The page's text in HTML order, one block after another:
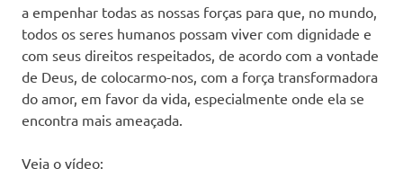
a empenhar todas as nossas forças para que, no mundo,
todos os seres humanos possam viver com dignidade e
com seus direitos respeitados, de acordo com a vontade
de Deus, de colocarmo-nos, com a força transformadora
do amor, em favor da vida, especialmente onde ela se
encontra mais ameaçada.
Veja o vídeo: